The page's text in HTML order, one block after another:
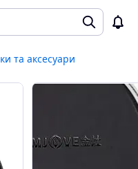
та аксесуари